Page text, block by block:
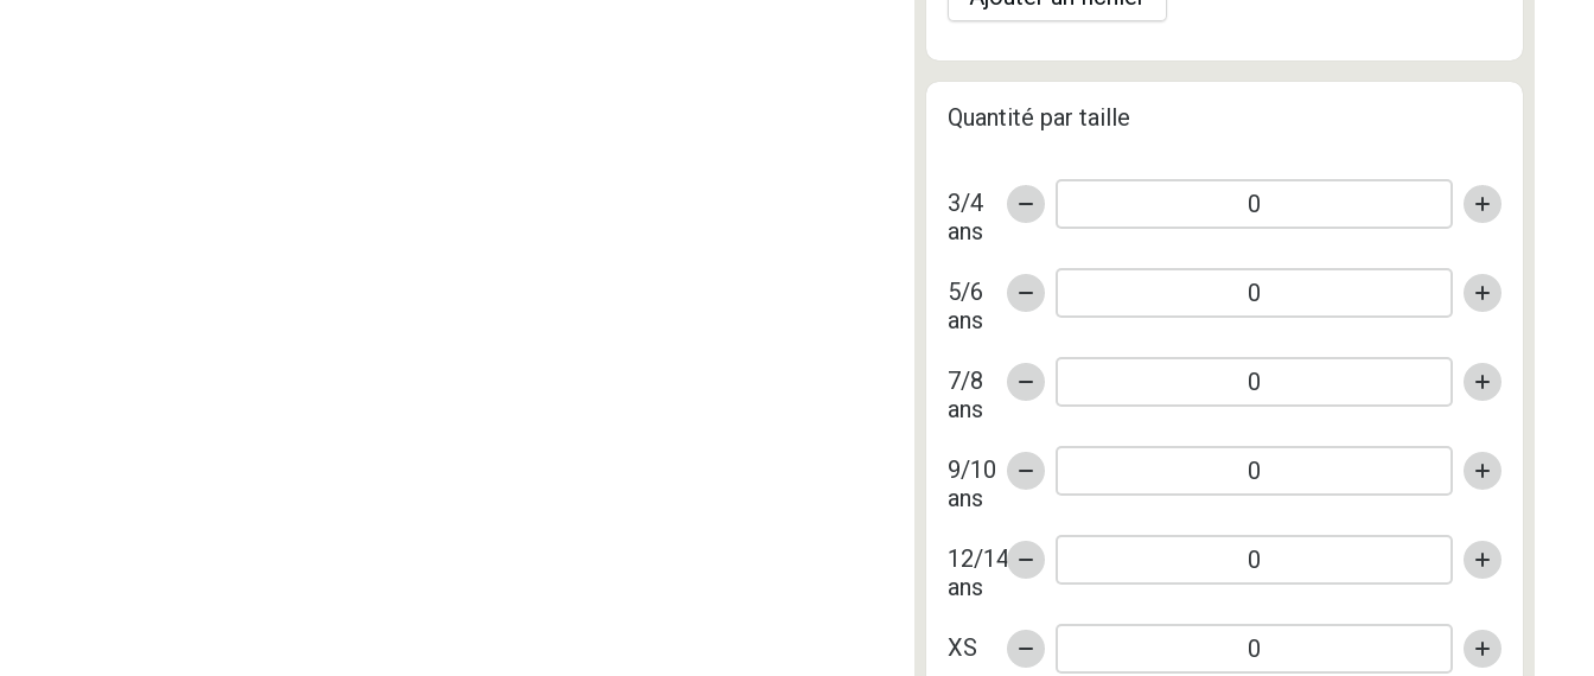
Quantité par taille
3/4
ans
5/6
ans
7/8
ans
9/10
ans
12/14
ans
XS